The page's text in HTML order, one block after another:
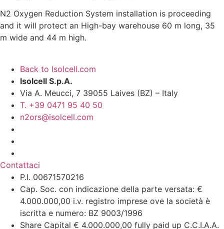
N2 Oxygen Reduction System installation is proceeding
and it will protect an High-bay warehouse 60 m long, 35
m wide and 44 m high.
Back to Isolcell.com
Isolcell S.p.A.
Via A. Meucci, 7 39055 Laives (BZ) – Italy
T. +39 0471 95 40 50
n2ors@isolcell.com
Contattaci
P.I. 00671570216
Cap. Soc. con indicazione della parte versata: €
4.000.000,00 i.v. registro imprese ove la società è
iscritta e numero: BZ 9003/1996
Share Capital € 4.000.000,00 fully paid up C.C.I.A.A.